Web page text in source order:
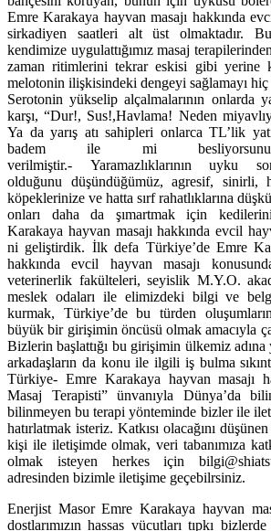
Emre Karakaya hayvan masajı hakkında
sirkadiyen saatleri alt üst olmaktadır.
kendimize uygulattığımız masaj
zaman ritimlerini tekrar eskisi gibi yerine
melotonin ilişkisindeki dengeyi sağlamayı
Serotonin yükselip alçalmalarının onlarda
karşı, “Dur!, Sus!,Havlama! Neden
Ya da yarış atı sahipleri onlarca TL’lik
badem ile mi
verilmiştir.- Yaramazlıklarının uyku
olduğunu düşündüğümüz, agresif, sinirli,
köpeklerinize ve hatta sırf rahatlıklarına
onları daha da şımartmak için
Karakaya hayvan masajı hakkında evcil
ni geliştirdik. İlk defa Türkiye’de Emre
hakkında evcil hayvan masajı
veterinerlik fakülteleri, seyislik M.Y.O.
meslek odaları ile elimizdeki bilgi ve
kurmak, Türkiye’de bu türden
büyük bir girişimin öncüsü olmak amacıyla
Bizlerin başlattığı bu girişimin ülkemiz
arkadaşların da konu ile ilgili iş bulma
Türkiye- Emre Karakaya hayvan masajı
Masaj Terapisti” ünvanıyla Dünya’da
bilinmeyen bu terapi yönteminde bizler ile
hatırlatmak isteriz. Katkısı olacağını
kişi ile iletişimde olmak, veri tabanımıza
olmak isteyen herkes için
adresinden bizimle iletişime geçebilrsiniz.
Enerjist Masor Emre Karakaya hayvan
dostlarımızın hassas vücutları tıpkı